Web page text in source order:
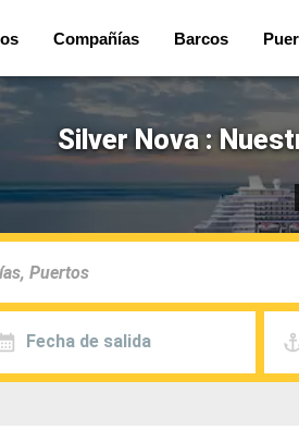
Compañías Barcos
Silver Nova :
Fecha de salida